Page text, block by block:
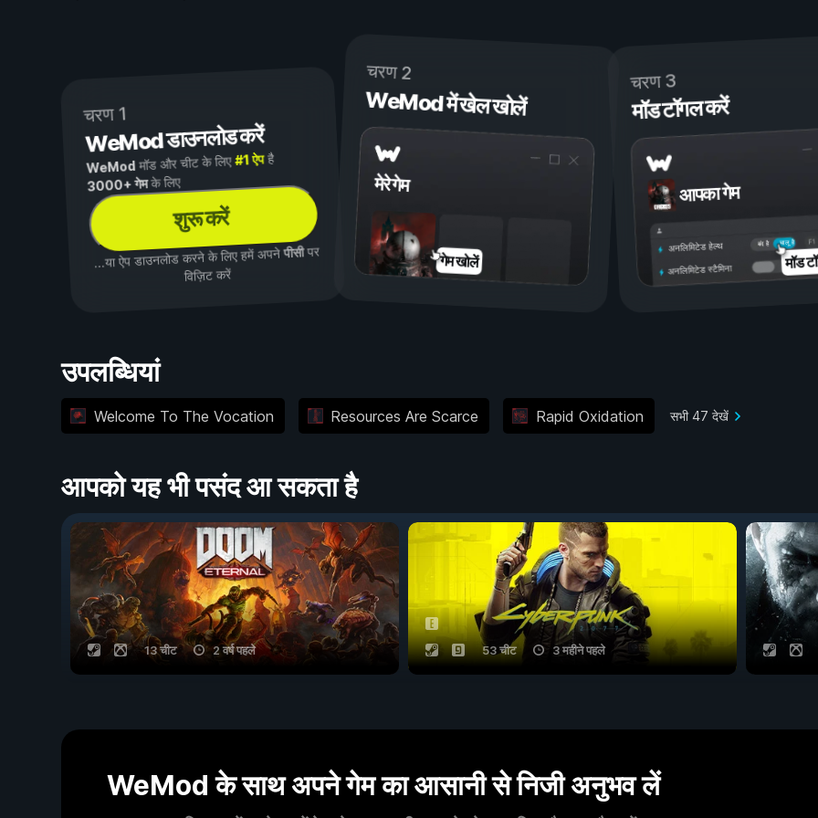
चरण 1
WeMod डाउनलोड करें
WeMod मॉड और चीट के लिए#1 ऐपहै
3000+ गेमके लिए
शुरू करें
...या ऐप डाउनलोड करने के लिए हमें अपनेपीसीपर
विज़िट करें
चरण 2
WeMod में खेल खोलें
मेरे गेम
गेम खोलें
चरण 3
मॉड टॉगल करें
आपका गेम
चालू है
बंद है
अनलिमिटेड हेल्थ
अनलिमिटेड स्टैमिना मॉड
उपलब्धियां
Welcome To The Vocation Resources Are Scarce Rapid Oxidation सभी 47 देखें
आपको यह भी पसंद आ सकता है
13 चीट 2 वर्ष पहले 53 चीट 3 महीने पहले
WeMod के साथ अपने गेम का आसानी से निजी अनुभव लें